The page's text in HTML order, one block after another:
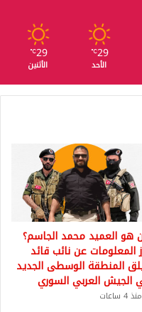
29
℃
الأحد
29
℃
الأثنين
هو العميد محمد الجاسم؟
المعلومات عن نائب قائد
المنطقة الوسطى الجديد
الجيش العربي السوري
منذ 4 ساعات